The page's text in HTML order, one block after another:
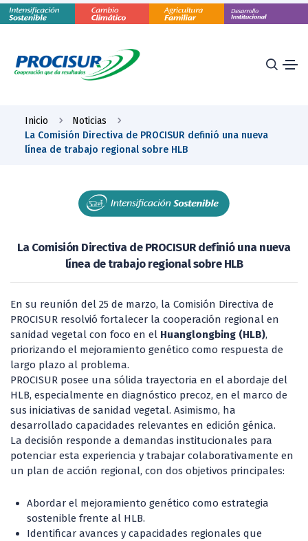
Inicio
Noticias
La Comisión Directiva de PROCISUR definió una nueva
línea de trabajo regional sobre HLB
La Comisión Directiva de PROCISUR definió una nueva
línea de trabajo regional sobre HLB
En su reunión del 25 de marzo, la Comisión Directiva de
PROCISUR resolvió fortalecer la cooperación regional en
sanidad vegetal con foco en el Huanglongbing (HLB),
priorizando el mejoramiento genético como respuesta de
largo plazo al problema.
PROCISUR posee una sólida trayectoria en el abordaje del
HLB, especialmente en diagnóstico precoz, en el marco de
sus iniciativas de sanidad vegetal. Asimismo, ha
desarrollado capacidades relevantes en edición génica.
La decisión responde a demandas institucionales para
potenciar esta experiencia y trabajar colaborativamente en
un plan de acción regional, con dos objetivos principales:
Abordar el mejoramiento genético como estrategia
sostenible frente al HLB.
Identificar avances y capacidades regionales que